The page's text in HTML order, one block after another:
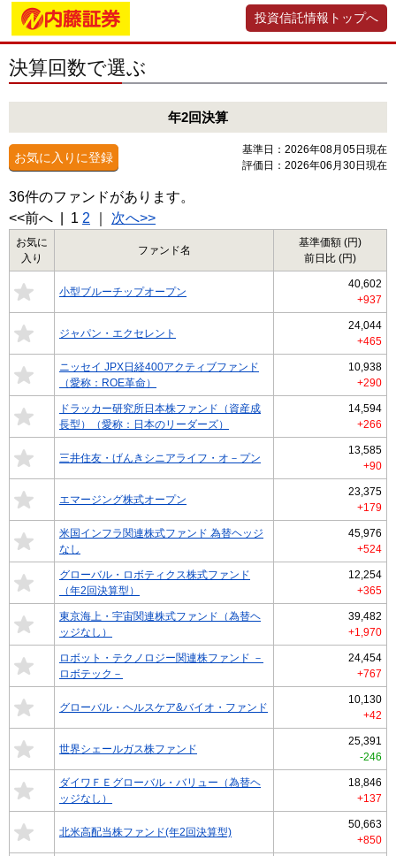
投資信託情報トップへ
決算回数で選ぶ
年2回決算
お気に入りに登録
基準日：2026年08月05日現在
評価日：2026年06月30日現在
36件のファンドがあります。
<<前へ
1 2 次へ>>
お気に
入り
ファンド名
基準価額 (円)
前日比 (円)
小型ブルーチップオープン
40,602
+937
ジャパン・エクセレント
24,044
+465
ニッセイ JPX日経400アクティブファンド
（愛称：ROE革命）
10,938
+290
ドラッカー研究所日本株ファンド（資産成
長型）（愛称：日本のリーダーズ）
14,594
+266
三井住友・げんきシニアライフ・オ－プン
13,585
+90
エマージング株式オープン
23,375
+179
米国インフラ関連株式ファンド 為替ヘッジ
なし
45,976
+524
グローバル・ロボティクス株式ファンド
（年2回決算型）
12,254
+365
東京海上・宇宙関連株式ファンド（為替ヘ
ッジなし）
39,482
+1,970
ロボット・テクノロジー関連株ファンド －
ロボテック－
24,454
+767
グローバル・ヘルスケア&バイオ・ファンド
10,130
+42
世界シェールガス株ファンド
25,391
-246
ダイワＦＥグローバル・バリュー（為替ヘ
ッジなし）
18,846
+137
北米高配当株ファンド(年2回決算型)
50,663
+850